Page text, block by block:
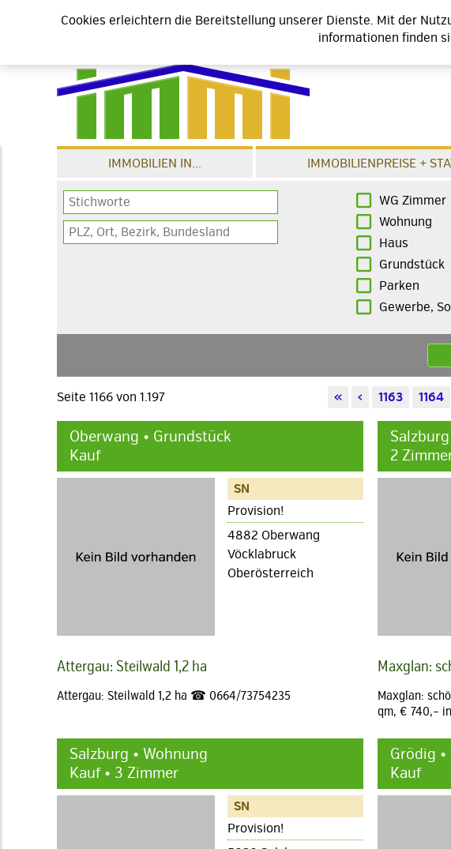
IMMOBILIEN IN... IMMOBILIENPREISE +
WG Zimmer
Wohnung
Haus
Grundstück
Parken
Gewerbe,
Seite 1166 von 1.197 « ‹ 1163 1164
Oberwang • Grundstück
Kauf
SN
Provision!
4882 Oberwang
Vöcklabruck
Oberösterreich
Attergau: Steilwald 1,2 ha
Attergau: Steilwald 1,2 ha ☎ 0664/73754235
2
Maxglan:
Maxglan:
qm, € 740,–
Salzburg • Wohnung
Kauf • 3 Zimmer
SN
Provision!
Grödig
Kauf
Cookies erleichtern die Bereitstellung unserer Dienste. Mit der
informationen finden